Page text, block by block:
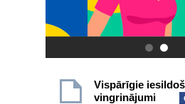
.
Vispārīgie
vingrinājumi